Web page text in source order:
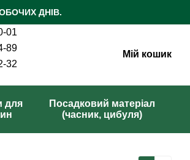
ДНІВ.
01
89
32
Мій кошик
для
Посадковий матеріал
(часник, цибуля)